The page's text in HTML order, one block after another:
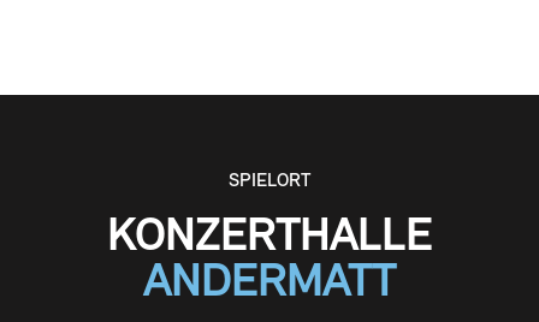
SPIELORT
KONZERTHALLE
ANDERMATT